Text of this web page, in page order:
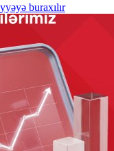
buraxılır